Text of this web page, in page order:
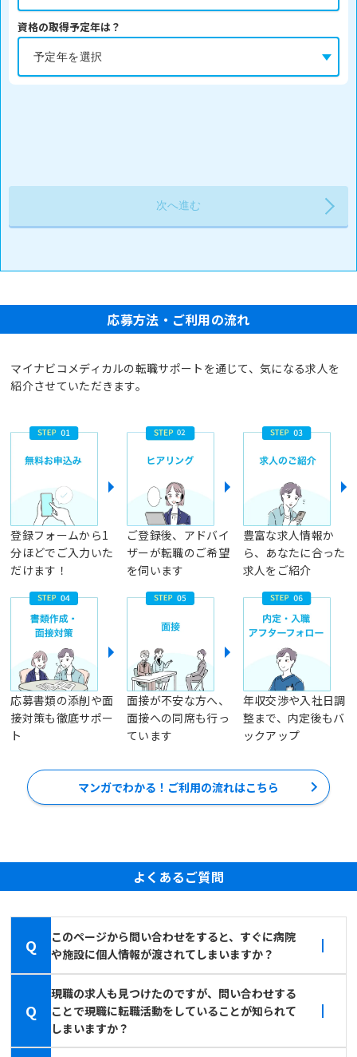
資格の取得予定年は？
応募方法・ご利用の流れ
マイナビコメディカルの転職サポートを通じて、気になる求人を
紹介させていただきます。
登録フォームから1
分ほどでご入力いた
だけます！
ご登録後、アドバイ
ザーが転職のご希望
を伺います
豊富な求人情報か
ら、あなたに合った
求人をご紹介
応募書類の添削や面
接対策も徹底サポー
ト
面接が不安な方へ、
面接への同席も行っ
ています
年収交渉や入社日調
整まで、内定後もバ
ックアップ
マンガでわかる！ご利用の流れはこちら
よくあるご質問
Q
このページから問い合わせをすると、すぐに病院
や施設に個人情報が渡されてしまいますか？
Q
現職の求人も見つけたのですが、問い合わせする
ことで現職に転職活動をしていることが知られて
しまいますか？